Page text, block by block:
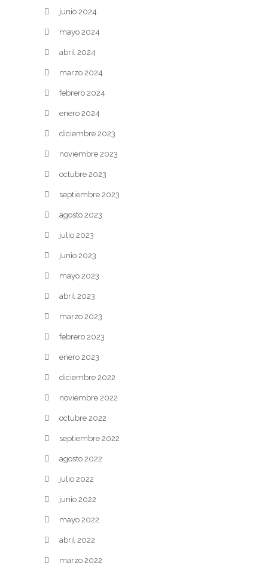
junio 2024
mayo 2024
abril 2024
marzo 2024
febrero 2024
enero 2024
diciembre 2023
noviembre 2023
octubre 2023
septiembre 2023
agosto 2023
julio 2023
junio 2023
mayo 2023
abril 2023
marzo 2023
febrero 2023
enero 2023
diciembre 2022
noviembre 2022
octubre 2022
septiembre 2022
agosto 2022
julio 2022
junio 2022
mayo 2022
abril 2022
marzo 2022